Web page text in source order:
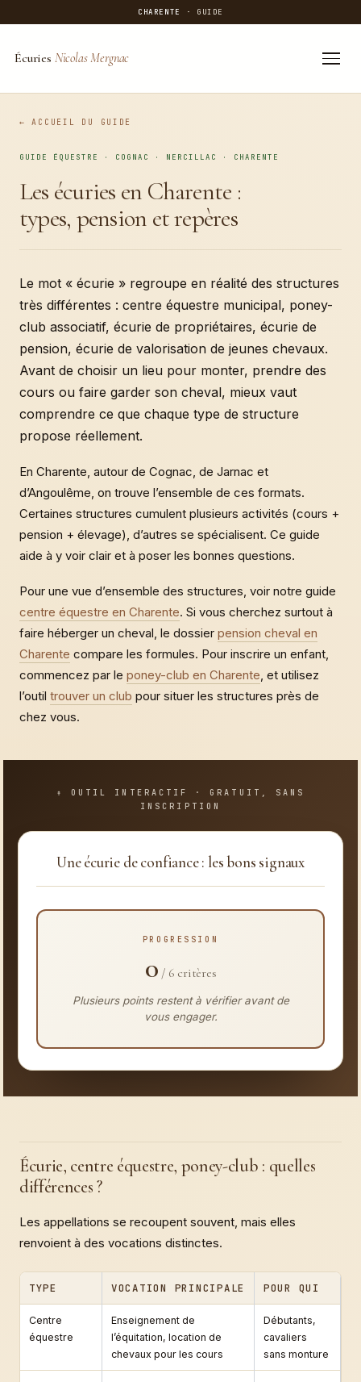
CHARENTE · GUIDE
Écuries Nicolas Mergnac
ACCUEIL DU GUIDE
GUIDE ÉQUESTRE · COGNAC · NERCILLAC · CHARENTE
Les écuries en Charente :
types, pension et repères
Le mot « écurie » regroupe en réalité des structures
très différentes : centre équestre municipal, poney-
club associatif, écurie de propriétaires, écurie de
pension, écurie de valorisation de jeunes chevaux.
Avant de choisir un lieu pour monter, prendre des
cours ou faire garder son cheval, mieux vaut
comprendre ce que chaque type de structure
propose réellement.
En Charente, autour de Cognac, de Jarnac et
d’Angoulême, on trouve l’ensemble de ces formats.
Certaines structures cumulent plusieurs activités (cours +
pension + élevage), d’autres se spécialisent. Ce guide
aide à y voir clair et à poser les bonnes questions.
Pour une vue d’ensemble des structures, voir notre guide
centre équestre en Charente. Si vous cherchez surtout à
faire héberger un cheval, le dossier pension cheval en
Charente compare les formules. Pour inscrire un enfant,
commencez par le poney-club en Charente , et utilisez
l’outil trouver un club pour situer les structures près de
chez vous.
Une écurie de confiance : les bons signaux
PROGRESSION
0 / 6 critères
Plusieurs points restent à vérifier avant de
vous engager.
Écurie, centre équestre, poney-club : quelles
différences ?
Les appellations se recoupent souvent, mais elles
renvoient à des vocations distinctes.
TYPE VOCATION PRINCIPALE POUR QUI
Centre
équestre
Enseignement de
l’équitation, location de
chevaux pour les cours
Débutants,
cavaliers
sans monture